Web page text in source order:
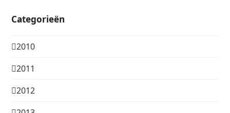
Categorieën
2010
2011
2012